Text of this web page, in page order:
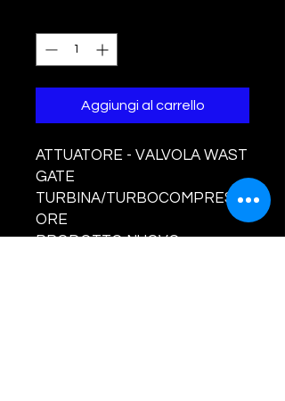
Aggiungi al carrello
ATTUATORE - VALVOLA WAST
GATE
TURBINA/TURBOCOMPRESS
ORE
PRODOTTO NUOVO